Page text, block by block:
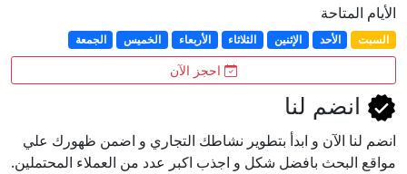
الأيام المتاحة
السبت الأحد الإثنين الثلاثاء الأربعاء الخميس الجمعة
احجز الآن
انضم لنا
انضم لنا اﻵن و ابدأ بتطوير نشاطك التجاري و اضمن ظهورك علي
مواقع البحث بافضل شكل و اجذب اكبر عدد من العملاء المحتملين.